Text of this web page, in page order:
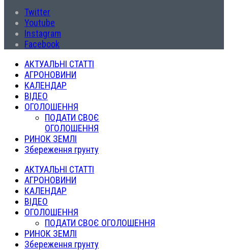
Twitter
Youtube
Instagram
Facebook
АКТУАЛЬНІ СТАТТІ
АГРОНОВИНИ
КАЛЕНДАР
ВІДЕО
ОГОЛОШЕННЯ
ПОДАТИ СВОЄ
ОГОЛОШЕННЯ
РИНОК ЗЕМЛІ
Збереження грунту
АКТУАЛЬНІ СТАТТІ
АГРОНОВИНИ
КАЛЕНДАР
ВІДЕО
ОГОЛОШЕННЯ
ПОДАТИ СВОЄ ОГОЛОШЕННЯ
РИНОК ЗЕМЛІ
Збереження грунту